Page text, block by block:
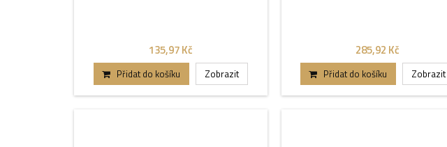
135,97 Kč
Přidat do košíku Zobrazit
285,92 Kč
Přidat do košíku Zobrazit